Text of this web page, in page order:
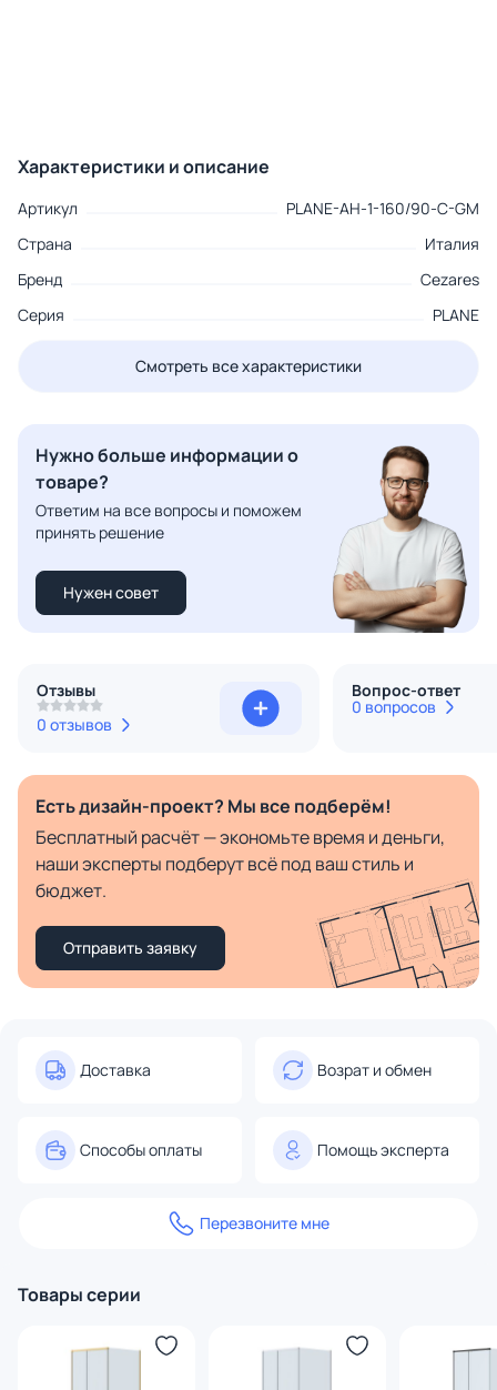
Характеристики и описание
Артикул
PLANE-AH-1-160/90-C-GM
Страна
Италия
Бренд
Cezares
Серия
PLANE
Смотреть все характеристики
Нужно больше информации о
товаре?
Ответим на все вопросы и поможем
принять решение
Нужен совет
Отзывы
0 отзывов
Вопрос-ответ
0 вопросов
Есть дизайн-проект? Мы все подберём!
Бесплатный расчёт — экономьте время и деньги,
наши эксперты подберут всё под ваш стиль и
бюджет.
Отправить заявку
Доставка Возрат и обмен
Способы оплаты Помощь эксперта
Перезвоните мне
Товары серии